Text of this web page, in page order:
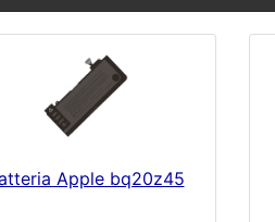
Apple bq20z45